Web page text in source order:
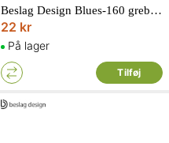
Beslag Design Blues-160 greb rustfri look
22 kr
På lager
Tilføj